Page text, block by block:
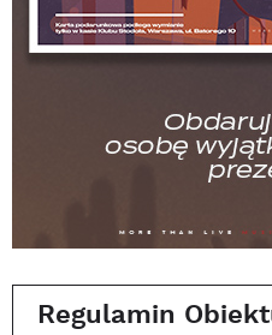
Regulamin